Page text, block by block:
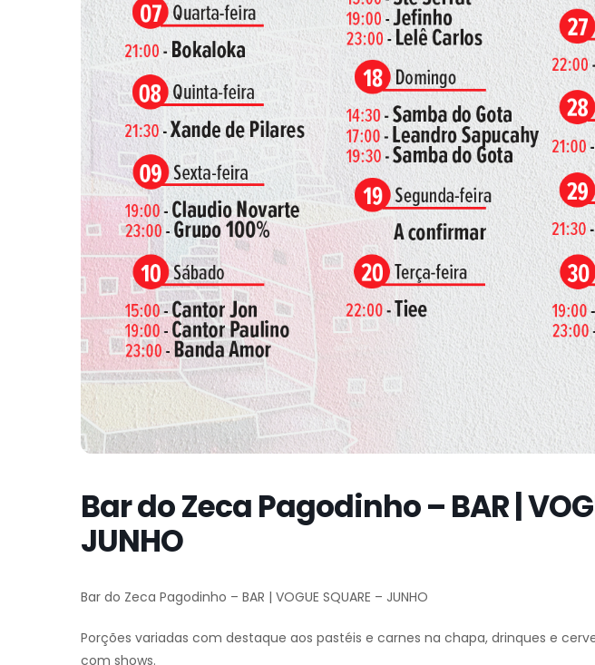
Bar do Zeca Pagodinho – BAR |
JUNHO
Bar do Zeca Pagodinho – BAR | VOGUE SQUARE – JUNHO
Porções variadas com destaque aos pastéis e carnes na chapa, drinques e
com shows.